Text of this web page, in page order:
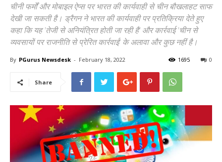
चीनी फर्मों और मोबाइल ऐप्स पर भारत की कार्यवाही से चीन बौखलाहट साफ
देखी जा सकती है। ड्रैगन ने भारत की कार्यवाही पर प्रतिक्रिया देते हुए
कहा कि यह 'तेजी से अनियंत्रित होती जा रही है' और कार्रवाई 'चीन से
व्यवसायों पर राजनीति से प्रेरित कार्रवाई' के अलावा और कुछ नहीं है।
By PGurus Newsdesk - February 18, 2022 0
1695
Share